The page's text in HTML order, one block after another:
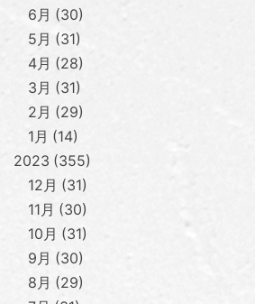
6月
30
5月
31
4月
28
3月
31
2月
29
1月
14
2023 355
12月
31
11月
30
10月
31
9月
30
8月
29